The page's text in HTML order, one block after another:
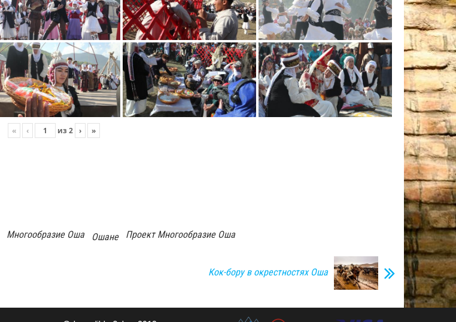
« ‹ из 2 › »
Многообразие Оша Ошане Проект Многообразие Оша
Кок-бору в окрестностях Оша